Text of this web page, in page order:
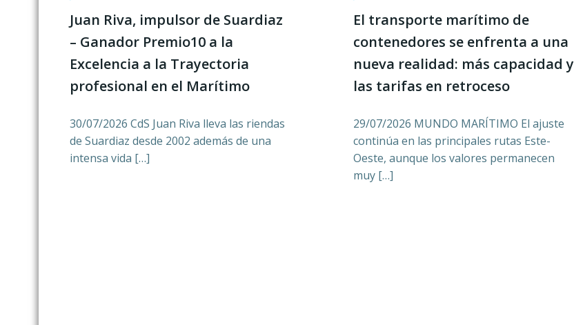
Juan Riva, impulsor de Suardiaz
– Ganador Premio10 a la
Excelencia a la Trayectoria
profesional en el Marítimo
30/07/2026 CdS Juan Riva lleva las riendas
de Suardiaz desde 2002 además de una
intensa vida […]
El transporte marítimo de
contenedores se enfrenta a una
nueva realidad: más capacidad y
las tarifas en retroceso
29/07/2026 MUNDO MARÍTIMO El ajuste
continúa en las principales rutas Este-
Oeste, aunque los valores permanecen
muy […]